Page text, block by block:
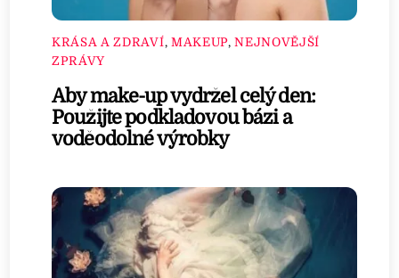
KRÁSA A ZDRAVÍ, MAKEUP,NEJNOVĚJŠÍ
ZPRÁVY
Aby make-up vydržel celý den:
Použijte podkladovou bázi a
voděodolné výrobky